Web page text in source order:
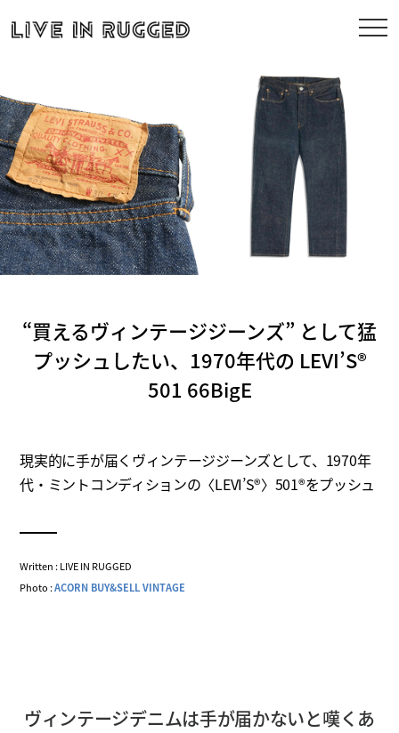
“買えるヴィンテージジーンズ” として猛
プッシュしたい、1970年代の LEVI’S®
501 66BigE
現実的に手が届くヴィンテージジーンズとして、1970年
代・ミントコンディションの〈LEVI’S®〉501®をプッシュ
Written : LIVE IN RUGGED
Photo :ACORN BUY&SELL VINTAGE
ヴィンテージデニムは手が届かないと嘆くあ